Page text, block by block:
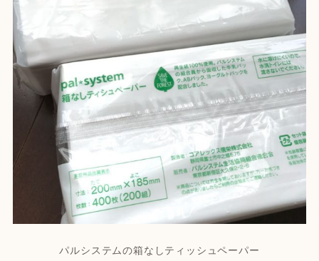
パルシステムの箱なしティッシュペーパー